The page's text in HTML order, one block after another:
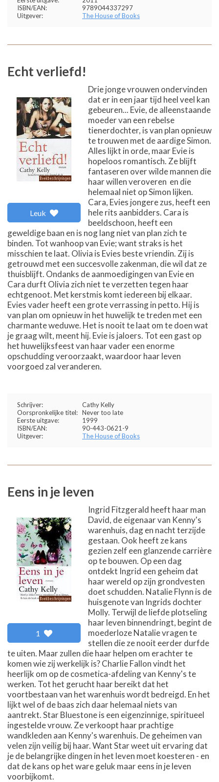
ISBN/EAN:
9789044337297
Uitgever:
The House of Books
Echt verliefd!
Leuk
Drie jonge vrouwen ondervinden
dat er in een jaar tijd heel veel kan
gebeuren... Evie, de alleenstaande
moeder van een rebelse
tienerdochter, is van plan opnieuw
te trouwen met de aardige Simon.
Alles lijkt in orde, maar Evie is
hopeloos romantisch. Ze blijft
fantaseren over wilde mannen die
haar willen veroveren  en die
helemaal niet op Simon lijken.
Cara, Evies jongere zus, heeft een
hele rits aanbidders. Cara is
beeldschoon, heeft een
geweldige baan en is nog lang niet van plan zich te
binden. Tot wanhoop van Evie; want straks is het
misschien te laat. Olivia is Evies beste vriendin. Zij is
getrouwd met een succesvolle zakenman, die wil dat ze
thuisblijft. Ondanks de aanmoedigingen van Evie en
Cara durft Olivia zich niet te verzetten tegen haar
echtgenoot. Met kerstmis komt iedereen bij elkaar.
Evies vader heeft een grote verrassing in petto. Hij is
van plan om opnieuw in het huwelijk te treden met een
charmante weduwe. Het is nooit te laat om te doen wat
je graag wilt, meent hij. Evie is jaloers. Tot een gast op
het huwelijksfeest van haar vader een enorme
opschudding veroorzaakt, waardoor haar leven
voorgoed zal veranderen.
Schrijver:
Cathy Kelly
Oorspronkelijke titel: Never too late
Eerste uitgave:
1999
ISBN/EAN:
90-443-0621-9
Uitgever:
The House of Books
Eens in je leven
1
Ingrid Fitzgerald heeft haar man
David, de eigenaar van Kenny's
warenhuis, dag en nacht terzijde
gestaan. Ook heeft ze kans
gezien zelf een glanzende carrière
op te bouwen. Op een dag
ontdekt Ingrid een geheim dat
haar wereld op zijn grondvesten
doet schudden. Natalie Flynn is de
huisgenote van Ingrids dochter
Molly. Terwijl de liefde plotseling
haar leven binnendringt, begint de
moederloze Natalie vragen te
stellen die ze nooit eerder durfde
te uiten. Maar zullen die haar helpen om erachter te
komen wie zij werkelijk is? Charlie Fallon vindt het
heerlijk om op de cosmetica-afdeling van Kenny's te
werken. Tot het gerucht haar bereikt dat het
voortbestaan van het warenhuis wordt bedreigd. En het
lijkt wel of de baas zich daar helemaal niets van
aantrekt. Star Bluestone is een eigenzinnige, spiritueel
ingestelde vrouw. Ze verkoopt haar prachtige
wandkleden aan Kenny's warenhuis. De geheimen van
velen zijn veilig bij haar. Want Star weet uit ervaring dat
je de belangrijke dingen in het leven moet koesteren - en
dat de kans op het ware geluk maar eens in je leven
voorbijkomt.